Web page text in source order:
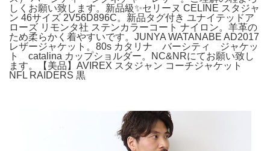
しくお願い致します。新品級✨セリーヌ CELINE スタジャ
ン 46サイズ 2V56D896C。新品タグ付き ユナイテッドア
ローズ リモンタ社 ステンカラーコート ナイロン。羊革の
ため柔らかく着やすいです。JUNYA WATANABE AD2017
レザージャケット。80s カタリナ バーシティ ジャケッ
ト catalina カップショルダー。NC&NRにてお願い致し
ます。【美品】AVIREX スタジャン コーチジャケット
NFL RAIDERS 黒